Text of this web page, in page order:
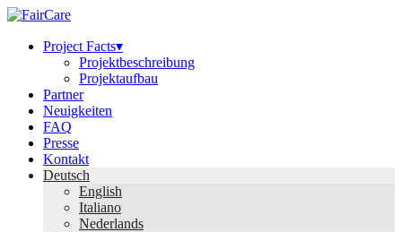
Project Facts▾
Projektbeschreibung
Projektaufbau
Partner
Neuigkeiten
FAQ
Presse
Kontakt
Deutsch
English
Italiano
Nederlands